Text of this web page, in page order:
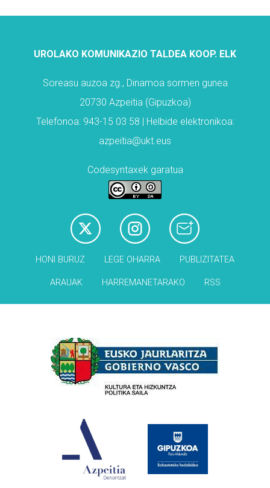
UROLAKO KOMUNIKAZIO TALDEA KOOP. ELK
Soreasu auzoa zg., Dinamoa sormen gunea
20730 Azpeitia (Gipuzkoa)
Telefonoa: 943-15 03 58 | Helbide elektronikoa:
azpeitia@ukt.eus
Codesyntaxek garatua
HONI BURUZ LEGE OHARRA PUBLIZITATEA
ARAUAK HARREMANETARAKO RSS